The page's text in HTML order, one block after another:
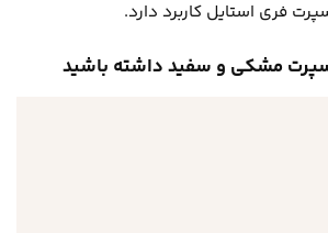
فری استایل کاربرد دارد.